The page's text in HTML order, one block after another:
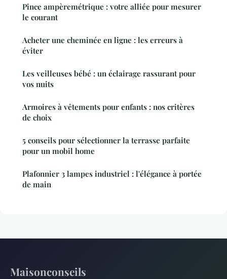
Pince ampèremétrique : votre alliée pour mesurer
le courant
Acheter une cheminée en ligne : les erreurs à
éviter
Les veilleuses bébé : un éclairage rassurant pour
vos nuits
Armoires à vêtements pour enfants : nos critères
de choix
5 conseils pour sélectionner la terrasse parfaite
pour un mobil home
Plafonnier 3 lampes industriel : l'élégance à portée
de main
Maisonconseils